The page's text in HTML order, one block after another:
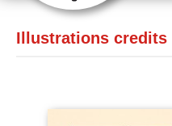
Illustrations credits